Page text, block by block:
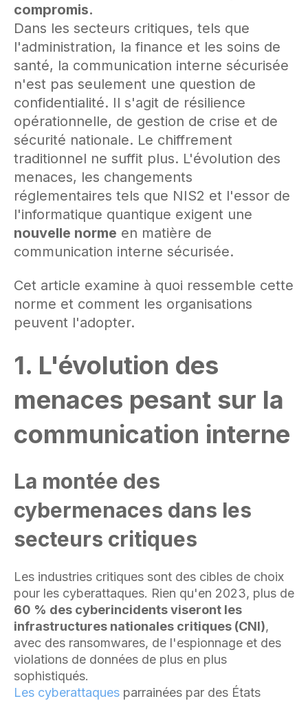
compromis.
Dans les secteurs critiques, tels que
l'administration, la finance et les soins de
santé, la communication interne sécurisée
n'est pas seulement une question de
confidentialité. Il s'agit de résilience
opérationnelle, de gestion de crise et de
sécurité nationale. Le chiffrement
traditionnel ne suffit plus. L'évolution des
menaces, les changements
réglementaires tels que NIS2 et l'essor de
l'informatique quantique exigent une
nouvelle norme en matière de
communication interne sécurisée.
Cet article examine à quoi ressemble cette
norme et comment les organisations
peuvent l'adopter.
1. L'évolution des
menaces pesant sur la
communication interne
La montée des
cybermenaces dans les
secteurs critiques
Les industries critiques sont des cibles de choix
pour les cyberattaques. Rien qu'en 2023, plus de
60 % des cyberincidents viseront les
infrastructures nationales critiques (CNI),
avec des ransomwares, de l'espionnage et des
violations de données de plus en plus
sophistiqués.
Les cyberattaques parrainées par des États